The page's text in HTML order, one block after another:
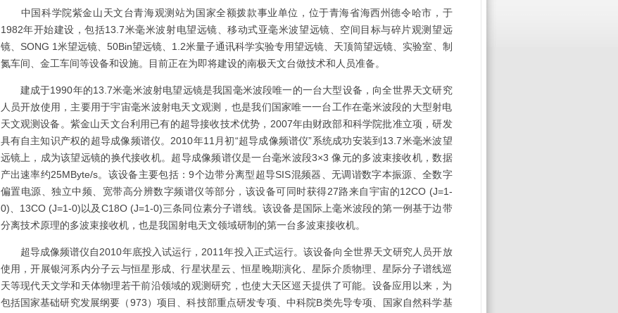
中国科学院紫金山天文台青海观测站为国家全额拨款事业单位，位于青海省海西州德令哈市，于
1982年开始建设，包括13.7米毫米波射电望远镜、移动式亚毫米波望远镜、空间目标与碎片观测望远
镜、 SONG 1米望远镜、 50Bin望远镜、 1.2米量子通讯科学实验专用望远镜、天顶筒望远镜、实验室、制
氮车间、金工车间等设备和设施。目前正在为即将建设的南极天文台做技术和人员准备。
建成于1990年的13.7米毫米波射电望远镜是我国毫米波段唯一的一台大型设备，向全世界天文研究
人员开放使用，主要用于宇宙毫米波射电天文观测，也是我们国家唯一一台工作在毫米波段的大型射电
天文观测设备。紫金山天文台利用已有的超导接收技术优势， 2007年由财政部和科学院批准立项，研发
具有自主知识产权的超导成像频谱仪。 2010年11 月初“超导成像频谱仪”系统成功安装到 13.7米毫米波望
远镜上，成为该望远镜的换代接收机。超导成像频谱仪是一台毫米波段3×3像元的多波束接收机，数据
产出速率约25MByte/s。该设备主要包括：9个边带分离型超导SIS混频器、无调谐数字本振源、全数字
偏置电源、独立中频、宽带高分辨数字频谱仪等部分，该设备可同时获得27路来自宇宙的12CO (J=1-
0)
13CO (J=1-0)以及C18O (J=1-0)三条同位素分子谱线。该设备是国际上毫米波段的第一例基于边带
分离技术原理的多波束接收机，也是我国射电天文领域研制的第一台多波束接收机。
超导成像频谱仪自2010年底投入试运行， 2011年投入正式运行。该设备向全世界天文研究人员开放
使用，开展银河系内分子云与恒星形成、行星状星云、恒星晚期演化、星际介质物理、星际分子谱线巡
天等现代天文学和天体物理若干前沿领域的观测研究，也使大天区巡天提供了可能。设备应用以来，为
包括国家基础研究发展纲要（973）项目、科技部重点研发专项、中科院B类先导专项、国家自然科学基